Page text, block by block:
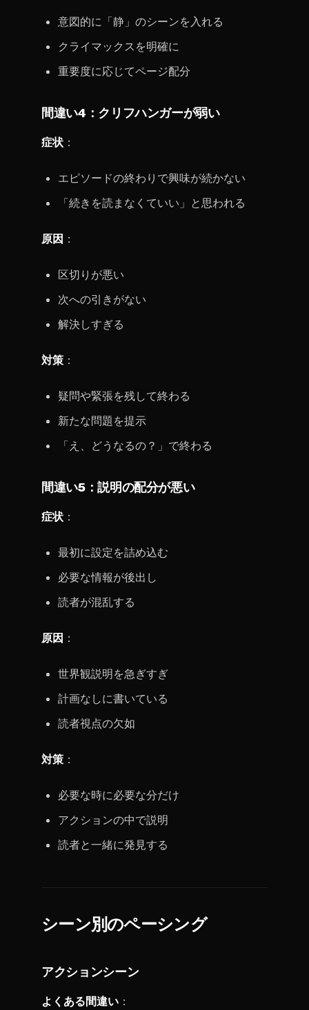
意図的に「静」のシーンを入れる
クライマックスを明確に
重要度に応じてページ配分
間違い4：クリフハンガーが弱い
症状 ：
エピソードの終わりで興味が続かない
「続きを読まなくていい」と思われる
原因 ：
区切りが悪い
次への引きがない
解決しすぎる
対策 ：
疑問や緊張を残して終わる
新たな問題を提示
「え、どうなるの？」で終わる
間違い5：説明の配分が悪い
症状 ：
最初に設定を詰め込む
必要な情報が後出し
読者が混乱する
原因 ：
世界観説明を急ぎすぎ
計画なしに書いている
読者視点の欠如
対策 ：
必要な時に必要な分だけ
アクションの中で説明
読者と一緒に発見する
シーン別のペーシング
アクションシーン
よくある間違い ：